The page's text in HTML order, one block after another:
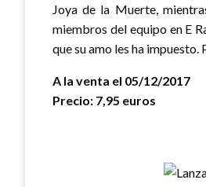
Joya de la Muerte,
miembros del equipo en E
que su amo les ha
A la venta el 05/12/2017
Precio: 7,95 euros